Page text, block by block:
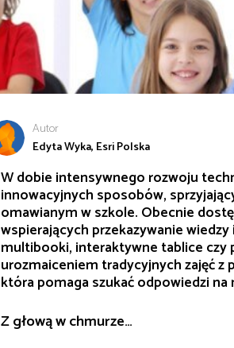
Autor
Edyta Wyka, Esri Polska
W dobie intensywnego rozwoju
innowacyjnych sposobów,
omawianym w szkole. Obecnie
wspierających przekazywanie
multibooki, interaktywne tablice czy
urozmaiceniem tradycyjnych zajęć
która pomaga szukać odpowiedzi
Z głową w chmurze…